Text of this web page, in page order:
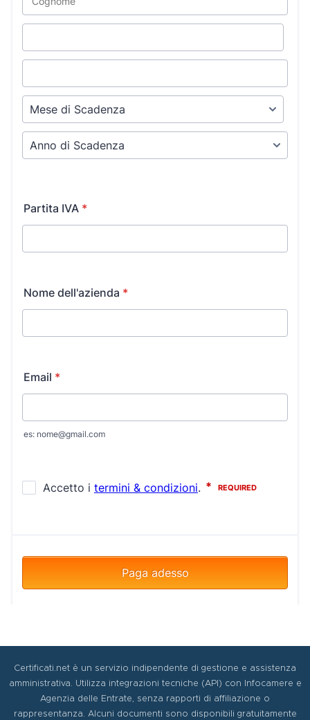
Certificati.net è un servizio indipendente di gestione e assistenza
amministrativa. Utilizza integrazioni tecniche (API) con Infocamere e
Agenzia delle Entrate, senza rapporti di affiliazione o
rappresentanza. Alcuni documenti sono disponibili gratuitamente